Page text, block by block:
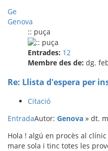
Ge
Genova
:: puça
Entrades: 12
Membre des de: dg.
Re: Llista d'espera per
Citació
EntradaAutor: Genova » dt.
Hola ! algú en procès al
mare sola i tinc totes les